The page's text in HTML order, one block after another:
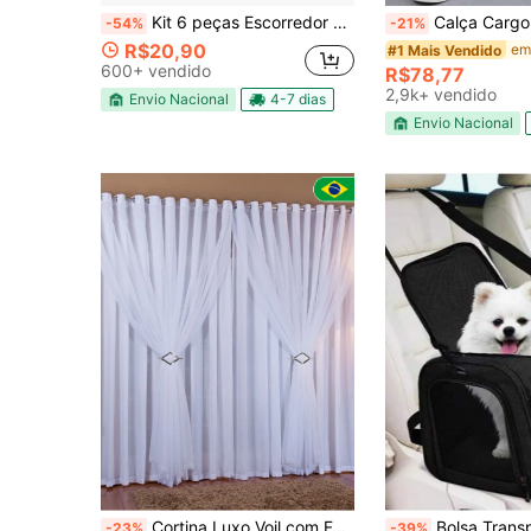
-54% Kit 6 peças Escorredor De Arroz + Escorredor De Macarrão + Escorredor telado + 3 Peneiras Inox
R$20,90
600+ vendido
Envio Nacional 4-7 dias
-21% Calça Cargo Jeans Estonado Masculina com cordão cintura e leve
#1 Mais Vendido
R$78,77
2,9k+ vendido
Envio Nacional
Cortina Luxo Voil com Forro em Microfibra Varios Tamanhos Cores Branca ou Palha Doce Lar Enxovais Bolsa Transporte Pet Transversal Cachorro